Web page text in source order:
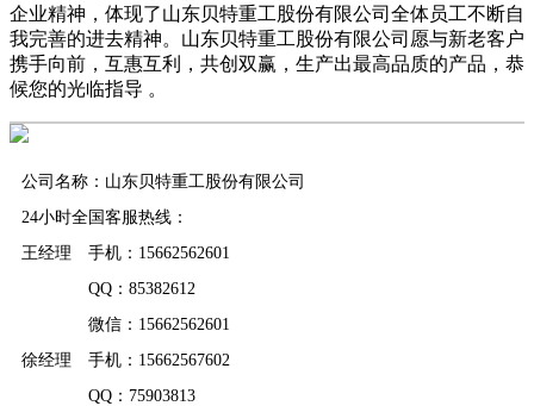
企业精神，体现了山东贝特重工股份有限公司全体员工不断自
我完善的进去精神。山东贝特重工股份有限公司愿与新老客户
携手向前，互惠互利，共创双赢，生产出最高品质的产品，恭
候您的光临指导 。
公司名称：山东贝特重工股份有限公司
24小时全国客服热线：
王经理 手机：15662562601
QQ：85382612
微信：15662562601
徐经理 手机：15662567602
QQ：75903813